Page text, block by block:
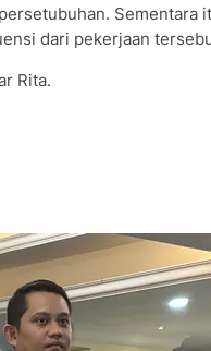
Sementara
dari pekerjaan
Rita.